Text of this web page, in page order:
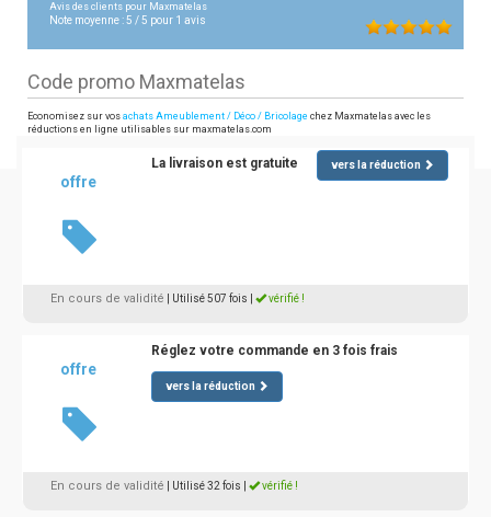
Avis des clients pour Maxmatelas
Note moyenne :5 /5 pour 1 avis
Code promo Maxmatelas
Economisez sur vos achats Ameublement / Déco / Bricolage chez Maxmatelas avec les
réductions en ligne utilisables sur maxmatelas.com
offre
La livraison est gratuite vers la réduction
En cours de validité | Utilisé 507 fois vérifié !
offre
Réglez votre commande en 3 fois frais
vers la réduction
En cours de validité | Utilisé 32 fois vérifié !